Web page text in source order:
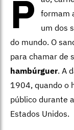
P
formam
um dos
do mundo. O
para chamar de
hambúrguer. A
1904, quando o
público durante
Estados Unidos.